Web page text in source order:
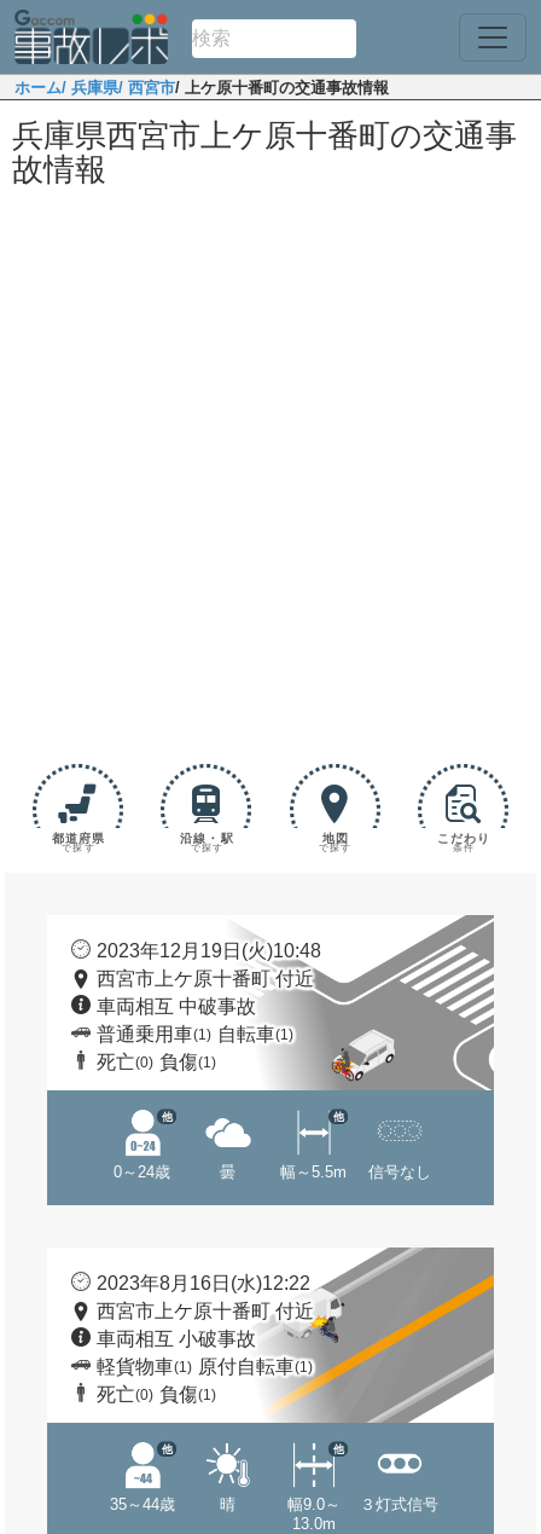
ホーム/ 兵庫県/ 西宮市/ 上ケ原十番町の交通事故情報
兵庫県西宮市上ケ原十番町の交通事
故情報
都道府県
で探す
沿線・駅
で探す
地図
で探す
こだわり
条件
2023年12月19日(火)10:48
西宮市上ケ原十番町 付近
車両相互 中破事故
普通乗用車(1) 自転車(1)
死亡(0) 負傷(1)
0～24歳
他
曇 幅～5.5m
他
信号なし
2023年8月16日(水)12:22
西宮市上ケ原十番町 付近
車両相互 小破事故
軽貨物車(1) 原付自転車(1)
死亡(0) 負傷(1)
35～44歳
他
晴
幅9.0～
13.0m
他
３灯式信号